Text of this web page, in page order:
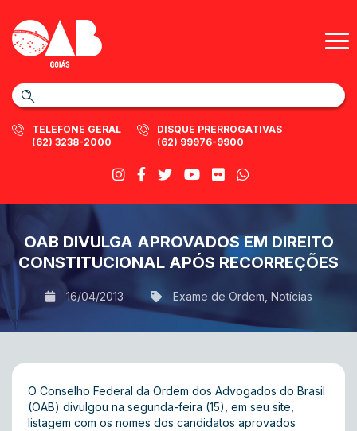
TELEFONE GERAL
(62) 3238-2000
DISQUE PRERROGATIVAS
(62) 99976-9900
OAB DIVULGA APROVADOS EM DIREITO
CONSTITUCIONAL APÓS RECORREÇÕES
16/04/2013 Exame de Ordem Notícias
O Conselho Federal da Ordem dos Advogados do Brasil
(OAB) divulgou na segunda-feira (15), em seu site,
listagem com os nomes dos candidatos aprovados